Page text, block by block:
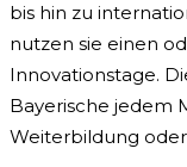
bis hin zu
nutzen sie einen
Innovationstage.
Bayerische jedem
Weiterbildung